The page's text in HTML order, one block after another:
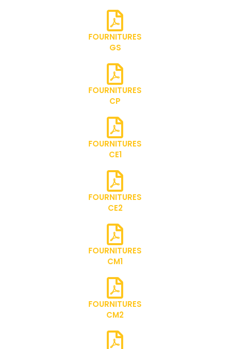
FOURNITURES
GS
FOURNITURES
CP
FOURNITURES
CE1
FOURNITURES
CE2
FOURNITURES
CM1
FOURNITURES
CM2